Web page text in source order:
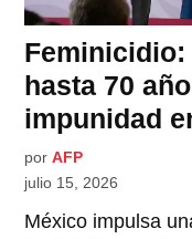
Feminicidio:
hasta 70
impunidad
por AFP
julio 15, 2026
México impulsa